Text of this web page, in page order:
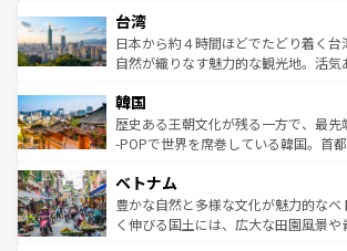
ならではの贅沢な旅のスタイルだ。 なお、新着のアメリカ
情報はコンテンツ一覧を参照してほし
れるおもてなしの心で訪れる人々を迎
人々、おいしいローカルフードやハワ
ク、伝統的なフラダンスなど、すべて
ワイを、存分に味わってほしい。 なお、新着のハワイ情報
はコンテンツ一覧を参照してほしい。
リアリーフや大陸中央部にそびえるウ
ク）、タスマニアの美しい原生林やケ
ど、見どころがたくさん。また、カフ
いる。アクティビティも充実しており
ビング、ハイキングなど、アウトドア
い。オーストラリアの多彩な魅力を存
参照してほしい。
台湾
日本から約４時間ほどでたどり着く台
自然が織りなす魅力的な観光地。活気
ン）、静ひつな山岳地帯である台湾東
と山間の静けさが共存しており、訪れ
驚きをもたらしてくれる。また、奥深
容にもいいと評判のスイーツなど、バ
が味わえる。 なお、新着の台湾情報は
照してほしい。
韓国
歴史ある王朝文化が残る一方で、最
-POPで世界を席巻している韓国。首
き、地方に足を延ばせば四季折々の自
できる。そして、キムチや焼肉、絶品
まで、さまざまな韓国料理が待ってい
ベトナム
豊かな自然と多様な文化が魅力的な
く伸びる国土には、広大な田園風景や